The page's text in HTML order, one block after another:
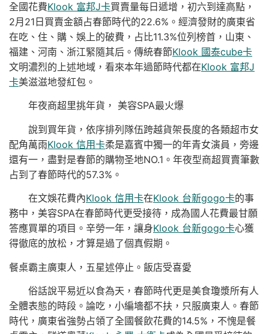
全國花費Klook 富邦J卡買賣量每日遞增，初六到達高點，
2月21日買賣金額占春節時代的22.6%。經濟發財的廣東省
在吃、住、購、娛上的破費，占比11.3%位列榜首，山東、
福建、河南、浙江緊隨其后。傳統春節Klook 國泰cube卡
文明濃烈的上述地域，看來本年過節時代都在Klook 富邦J
卡美滋滋地發紅包。
年夜商超里挑年貨， 美容SPA最火爆
說到買年貨，依序排列隊伍跨越貨架長度的各類超市女
配角萬雨Klook 信用卡柔是嘉賓中獨一的年青女演員，旁邊
還有一，盡對是春節的購物圣地NO.1。年夜型商超買賣筆數
占到了春節時代的57.3%。
在文娛花費內Klook 信用卡在Klook 台新gogo卡的事
務中，美容SPA在春節時代更受接待，成為國人花費最甘願
答應買單的項目。辛勞一年，讓身Klook 台新gogo卡心獲
得徹底的放松，才算是過了個真假期。
餐桌霸主廣東人，五星述停止。飯店受喜愛
俗話說平易近以食為天，春節時代更是美食瓊漿所有人
全體表態的時段。論吃，小編墻都不扶，只服廣東人。春節
時代，廣東省強勢占領了全國餐飲花費的14.5%，不愧是餐